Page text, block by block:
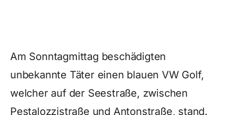
Am Sonntagmittag beschädigten
unbekannte Täter einen blauen VW Golf,
welcher auf der Seestraße, zwischen
Pestalozzistraße und Antonstraße, stand.